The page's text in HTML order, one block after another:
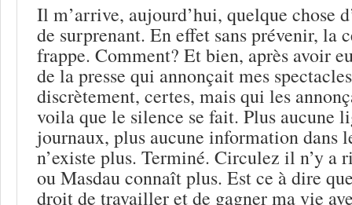
Il m’arrive, aujourd’hui, quelque chose
de surprenant. En effet sans prévenir, la
frappe. Comment? Et bien, après avoir
de la presse qui annonçait mes
discrètement, certes, mais qui les
voila que le silence se fait. Plus aucune
journaux, plus aucune information dans
n’existe plus. Terminé. Circulez il n’y a
ou Masdau connaît plus. Est ce à dire
droit de travailler et de gagner ma vie